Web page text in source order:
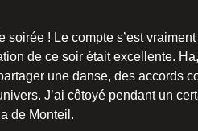
soirée ! Le compte s’est
de ce soir était excellente.
une danse, des accords
J’ai côtoyé pendant un
de Monteil.